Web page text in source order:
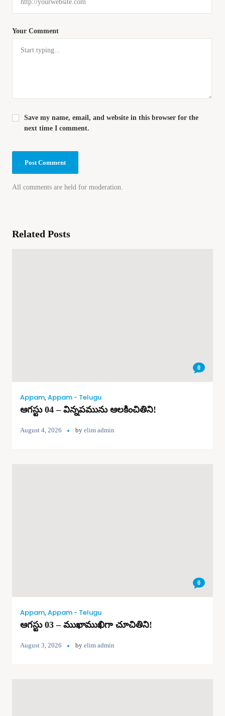
Your Comment
All comments are held for moderation.
Save my name, email, and website in this browser for the
next time I comment.
Related Posts
0
Appam,Appam - Telugu
ఆగస్టు 04 – విన్నపమును ఆలకించితిని!
August 4, 2026 by elim admin
0
Appam,Appam - Telugu
ఆగస్టు 03 – ముఖాముఖిగా చూచితిని!
August 3, 2026 by elim admin